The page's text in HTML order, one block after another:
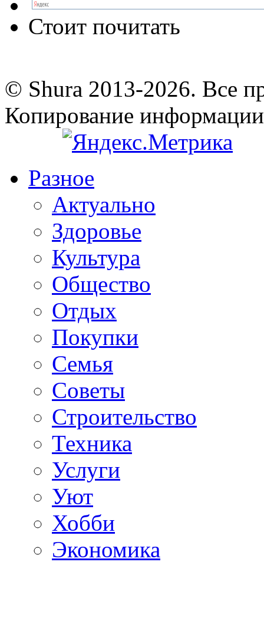
Стоит почитать
© Shura 2013-2026. Все
Копирование
Разное
Актуально
Здоровье
Культура
Общество
Отдых
Покупки
Семья
Советы
Строительство
Техника
Услуги
Уют
Хобби
Экономика